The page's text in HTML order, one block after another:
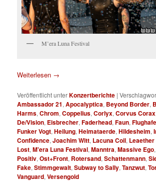
M’era Luna Festival
Weiterlesen →
Veröffentlicht unterKonzertberichte |
Ambassador 21,Apocalyptica, Beyond Border,
Harms,Chrom,Coppelius,Corlyx,Corvus Corax
De/Vision, Eisbrecher,Faderhead,Faun,
Funker Vogt,Heilung,Heimataerde,Hildesheim,
Confidence,Joachim Witt, Lacuna Coil,
Lost,M'era Luna Festival,Manntra,Massive Ego
Positiv,Ost+Front, Rotersand,Schattenmann,
Fake,Stimmgewalt,Subway to Sally,Tanzwut,
Vanguard,Versengold